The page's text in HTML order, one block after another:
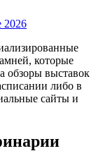
2026
которые
обзоры выставок
либо в
сайты и